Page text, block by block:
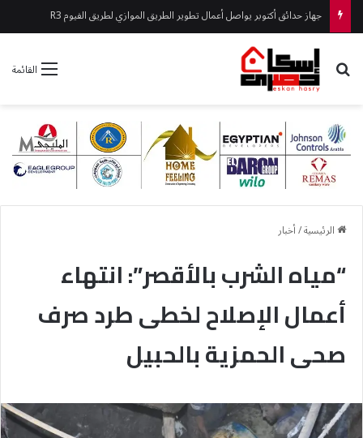
جهاز حدائق أكتوبر يواصل أعمال تطوير الطريق الموازي لطريق الفيوم R3
القائمة بحث عن
الرئيسية/أخبار
“مياه الشرب بالأقصر”: انتهاء
أعمال الإصلاح لخطى طرد صرف
صحى الحمزية بالحبيل